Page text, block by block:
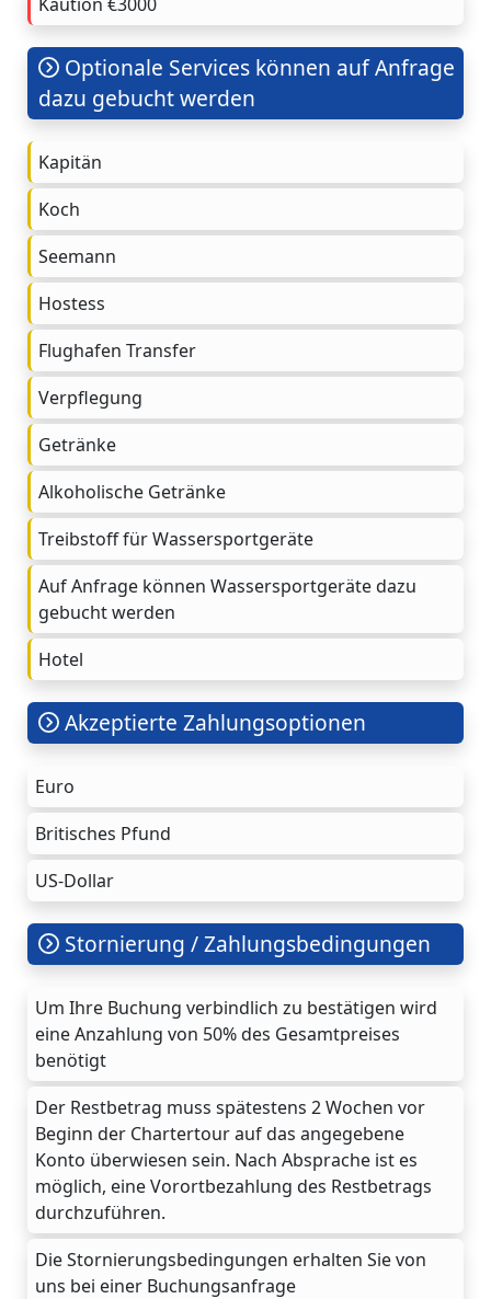
Optionale Services können auf Anfrage
dazu gebucht werden
Kapitän
Koch
Seemann
Hostess
Flughafen Transfer
Verpflegung
Getränke
Alkoholische Getränke
Treibstoff für Wassersportgeräte
Auf Anfrage können Wassersportgeräte dazu
gebucht werden
Hotel
Akzeptierte Zahlungsoptionen
Euro
Britisches Pfund
US-Dollar
Stornierung / Zahlungsbedingungen
Um Ihre Buchung verbindlich zu bestätigen wird
eine Anzahlung von 50% des Gesamtpreises
benötigt
Der Restbetrag muss spätestens 2 Wochen vor
Beginn der Chartertour auf das angegebene
Konto überwiesen sein. Nach Absprache ist es
möglich, eine Vorortbezahlung des Restbetrags
durchzuführen.
Die Stornierungsbedingungen erhalten Sie von
uns bei einer Buchungsanfrage